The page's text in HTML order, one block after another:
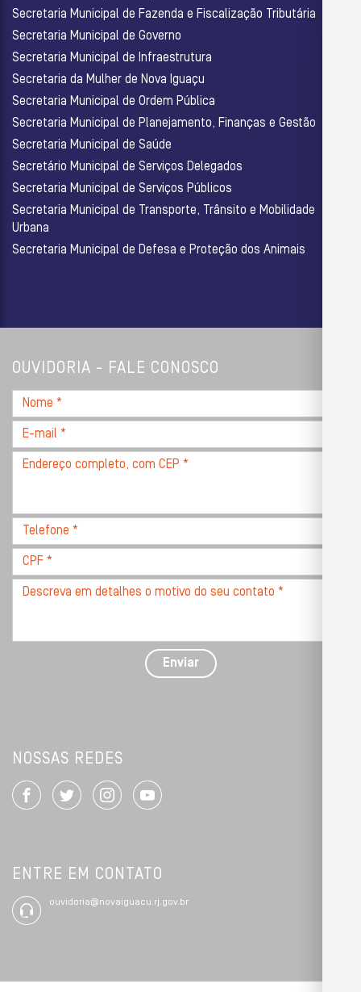
Secretaria Municipal de Fazenda e Fiscalização Tributária
Secretaria Municipal de Governo
Secretaria Municipal de Infraestrutura
Secretaria da Mulher de Nova Iguaçu
Secretaria Municipal de Ordem Pública
Secretaria Municipal de Planejamento, Finanças e Gestão
Secretaria Municipal de Saúde
Secretário Municipal de Serviços Delegados
Secretaria Municipal de Serviços Públicos
Secretaria Municipal de Transporte, Trânsito e Mobilidade
Urbana
Secretaria Municipal de Defesa e Proteção dos Animais
OUVIDORIA - FALE CONOSCO
Nome
*
E-
mail
Endereço
CEP
Telefone
*
CPF
*
Descreva
com
Enviar
NOSSAS REDES
ENTRE EM CONTATO
ouvidoria@novaiguacu.rj.gov.br